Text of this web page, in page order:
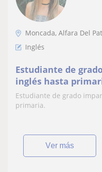
Moncada, Alfara Del
Inglés
Estudiante de
inglés hasta
Estudiante de grado
primaria.
ver más